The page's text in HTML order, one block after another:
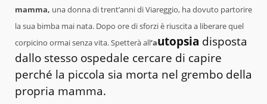
mamma, una donna di trent’anni di Viareggio, ha dovuto partorire
la sua bimba mai nata. Dopo ore di sforzi è riuscita a liberare quel
corpicino ormai senza vita. Spetterà all‘autopsia disposta
dallo stesso ospedale cercare di capire
perché la piccola sia morta nel grembo della
propria mamma.